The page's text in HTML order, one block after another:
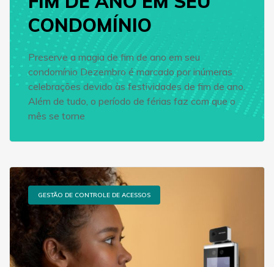
CONDOMÍNIO
Preserve a magia de fim de ano em seu
condomínio Dezembro é marcado por inúmeras
celebrações devido às festividades de fim de ano.
Além de tudo, o período de férias faz com que o
mês se torne
GESTÃO DE CONTROLE DE ACESSOS